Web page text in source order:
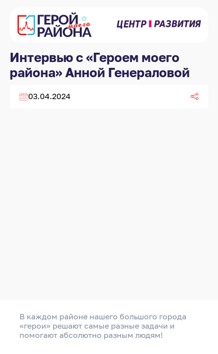
Интервью с «Героем моего
района» Анной Генераловой
03.04.2024
В каждом районе нашего большого города
«герои» решают самые разные задачи и
помогают абсолютно разным людям!